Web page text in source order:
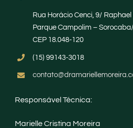
Rua Horácio Cenci, 9/
Parque Campolim –
CEP 18.048-120
(15) 99143-3018
Responsável Técnica:
Marielle Cristina Moreira